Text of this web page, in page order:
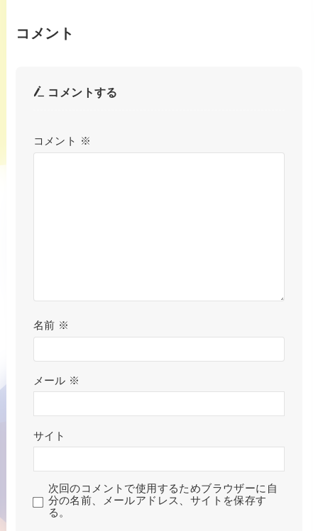
コメント
コメントする
コメント ※
名前 ※
メール ※
サイト
次回のコメントで使用するためブラウザーに自
分の名前、メールアドレス、サイトを保存す
る。